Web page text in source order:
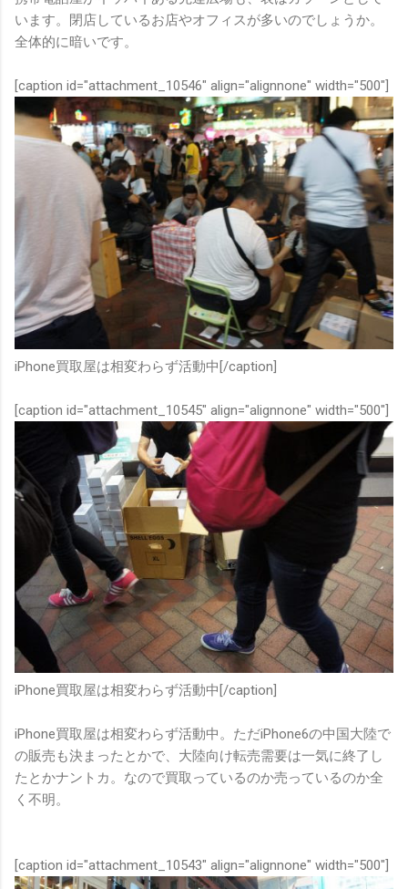
います。閉店しているお店やオフィスが多いのでしょうか。
全体的に暗いです。
[caption id="attachment_10546" align="alignnone" width="500"]
iPhone買取屋は相変わらず活動中[/caption]
[caption id="attachment_10545" align="alignnone" width="500"]
iPhone買取屋は相変わらず活動中[/caption]
iPhone買取屋は相変わらず活動中。ただiPhone6の中国大陸で
の販売も決まったとかで、大陸向け転売需要は一気に終了し
たとかナントカ。なので買取っているのか売っているのか全
く不明。
[caption id="attachment_10543" align="alignnone" width="500"]